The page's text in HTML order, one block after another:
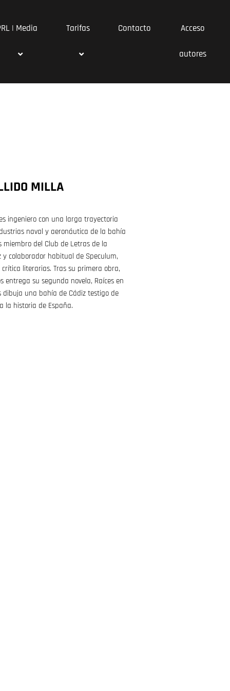
| Media Tarifas Contacto Acceso
autores
MILLA
ingeniero con una larga trayectoria
naval y aeronáutica de la bahía
del Club de Letras de la
y colaborador habitual de Speculum,
literarias. Tras su primera obra,
entrega su segunda novela, Raíces en
dibuja una bahía de Cádiz testigo de
la historia de España.